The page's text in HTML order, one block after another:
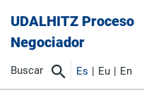
UDALHITZ Proceso
Negociador
Buscar Es Eu En